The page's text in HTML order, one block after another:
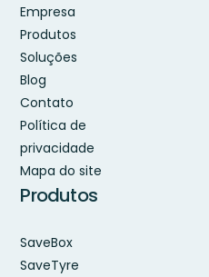
Empresa
Produtos
Soluções
Blog
Contato
Política de
privacidade
Mapa do site
Produtos
SaveBox
SaveTyre